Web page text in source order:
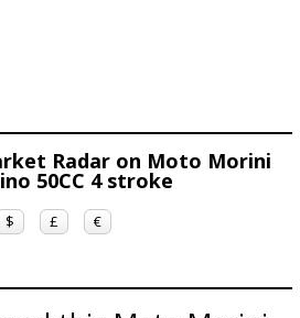
Radar on Moto Morini
50CC 4 stroke
$ £ €